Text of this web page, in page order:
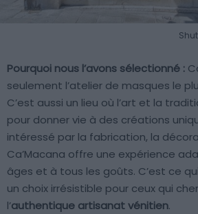
Pourquoi nous l’avons sélectionné :
seulement l’atelier de masques le
C’est aussi un lieu où l’art et la
pour donner vie à des créations
intéressé par la fabrication, la
Ca’Macana offre une expérience
âges et à tous les goûts. C’est ce
un choix irrésistible pour ceux qui
l’authentique artisanat vénitien.